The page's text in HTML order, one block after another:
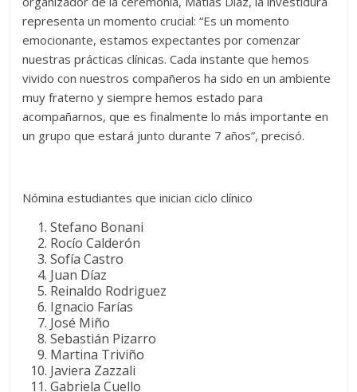
representa un momento crucial: “Es un momento
emocionante, estamos expectantes por comenzar
nuestras prácticas clínicas. Cada instante que hemos
vivido con nuestros compañeros ha sido en un ambiente
muy fraterno y siempre hemos estado para
acompañarnos, que es finalmente lo más importante en
un grupo que estará junto durante 7 años”, precisó.
Nómina estudiantes que inician ciclo clínico
Stefano Bonani
Rocío Calderón
Sofía Castro
Juan Díaz
Reinaldo Rodriguez
Ignacio Farías
José Miño
Sebastián Pizarro
Martina Triviño
Javiera Zazzali
Gabriela Cuello